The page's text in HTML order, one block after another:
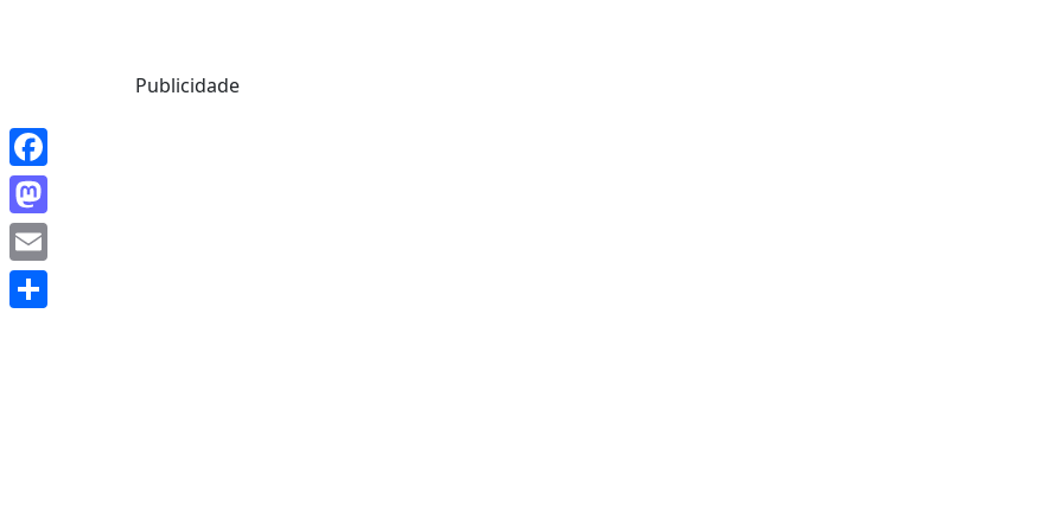
Publicidade
Facebook
Mastodon
Email